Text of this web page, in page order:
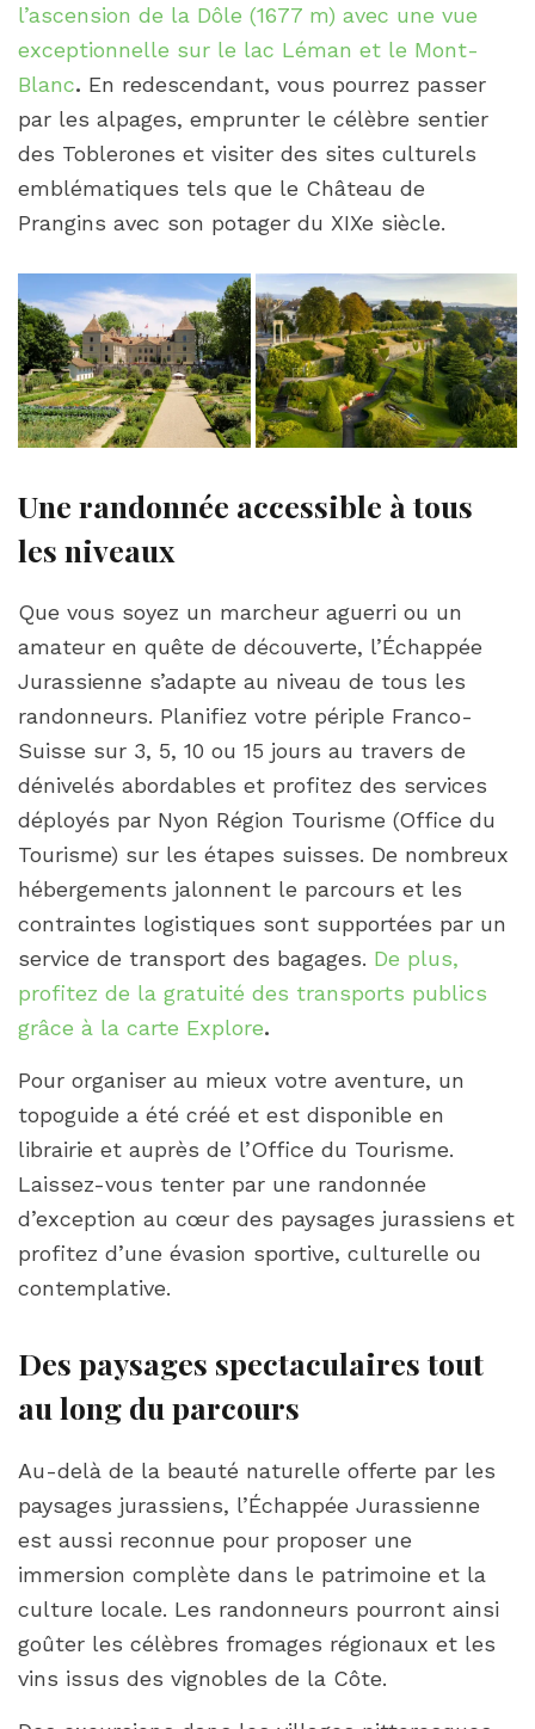
l’ascension de la Dôle (1677 m) avec une vue
exceptionnelle sur le lac Léman et le Mont-
Blanc. En redescendant, vous pourrez passer
par les alpages, emprunter le célèbre sentier
des Toblerones et visiter des sites culturels
emblématiques tels que le Château de
Prangins avec son potager du XIXe siècle.
Une randonnée accessible à tous
les niveaux
Que vous soyez un marcheur aguerri ou un
amateur en quête de découverte, l’Échappée
Jurassienne s’adapte au niveau de tous les
randonneurs. Planifiez votre périple Franco-
Suisse sur 3, 5, 10 ou 15 jours au travers de
dénivelés abordables et profitez des services
déployés par Nyon Région Tourisme (Office du
Tourisme) sur les étapes suisses. De nombreux
hébergements jalonnent le parcours et les
contraintes logistiques sont supportées par un
service de transport des bagages. De plus,
profitez de la gratuité des transports publics
grâce à la carte Explore.
Pour organiser au mieux votre aventure, un
topoguide a été créé et est disponible en
librairie et auprès de l’Office du Tourisme.
Laissez-vous tenter par une randonnée
d’exception au cœur des paysages jurassiens et
profitez d’une évasion sportive, culturelle ou
contemplative.
Des paysages spectaculaires tout
au long du parcours
Au-delà de la beauté naturelle offerte par les
paysages jurassiens, l’Échappée Jurassienne
est aussi reconnue pour proposer une
immersion complète dans le patrimoine et la
culture locale. Les randonneurs pourront ainsi
goûter les célèbres fromages régionaux et les
vins issus des vignobles de la Côte.